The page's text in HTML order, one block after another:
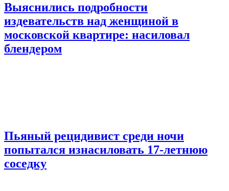
Выяснились подробности
издевательств над женщиной в
московской квартире: насиловал
блендером
Пьяный рецидивист среди ночи
попытался изнасиловать 17-летнюю
соседку